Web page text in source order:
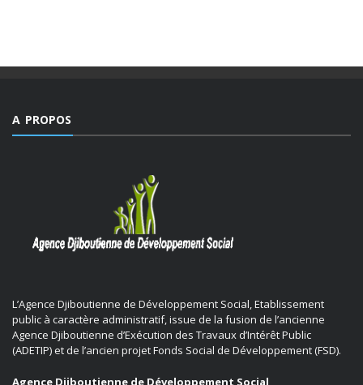
A PROPOS
L’Agence Djiboutienne de Développement Social, Etablissement
public à caractère administratif, issue de la fusion de l’ancienne
Agence Djiboutienne d’Exécution des Travaux d’Intérêt Public
(ADETIP) et de l’ancien projet Fonds Social de Développement (FSD).
Agence Djiboutienne de Développement Social